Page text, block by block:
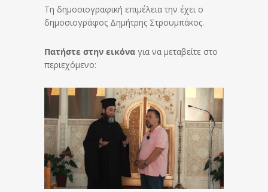
Τη δημοσιογραφική επιμέλεια την έχει ο
δημοσιογράφος Δημήτρης Στρουμπάκος.
Πατήστε στην εικόνα για να μεταβείτε στο
περιεχόμενο: